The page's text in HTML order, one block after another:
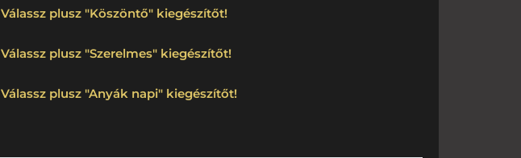
Válassz plusz "Köszöntő" kiegészítőt!
Válassz plusz "Szerelmes" kiegészítőt!
Válassz plusz "Anyák napi" kiegészítőt!